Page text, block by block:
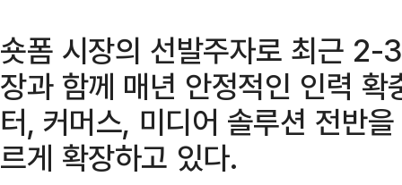
숏폼 시장의 선발주자로 최근 2-
장과 함께 매년 안정적인 인력
터, 커머스, 미디어 솔루션 전반
르게 확장하고 있다.